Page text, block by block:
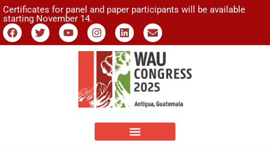
Certificates for panel and paper participants will be available
starting November 14.